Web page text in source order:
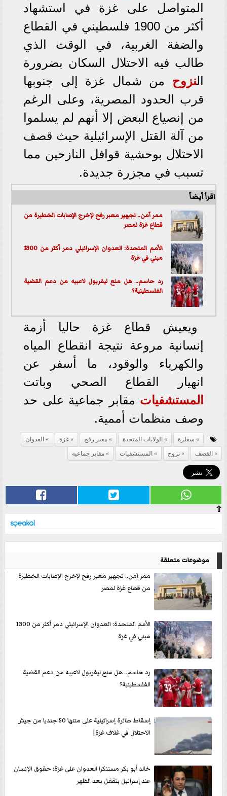
المتواصل على غزة في استشهاد
أكثر من 1900 فلسطيني في القطاع
والضفة الغربية، في الوقت الذي
طالب فيه الاحتلال السكان بضرورة
النزوح من شمال غزة إلى جنوبها
قرب الحدود المصرية، وعلى الرغم
من إنصياع البعض إلا أنهم لم يسلموا
من آلة القتل الإسرائيلية حيث قصف
الاحتلال بوحشية قوافل النازحين مما
تسبب في مجزرة جديدة.
اقرأ أيضاً
ممر آمن.. تجهير معبر رفح لإخرج الإصابات الخطيرة من
قطاع غزة لمصر
الأمم المتحدة: العدوان الإسرائيلي دمر أكثر من 1300
مبني في غزة
رد حاسم.. هل منع ليفربول لاعبيه من دعم القضية
الفلسطينية؟
ويعيش قطاع غزة حاليا أزمة
إنسانية مروعة نتيجة انقطاع المياه
والكهرباء والوقود، ما أسفر عن
انهيار القطاع الصحي وباتت
المستشفيات مقابر جماعية على حد
وصف منظمات أممية.
سفلرة الولايات المتحدة معبر رفح غزة
العدوان
القصف
نزوح المستشفيات مقابر جماعيه
⇧
موضوعات متعلقة
ممر آمن.. تجهير معبر رفح لإخرج الإصابات الخطيرة
من قطاع غزة لمصر
الأمم المتحدة: العدوان الإسرائيلي دمر أكثر من 1300
مبني في غزة
رد حاسم.. هل منع ليفربول لاعبيه من دعم القضية
الفلسطينية؟
إسقاط طائرة إسرائيلية على متنها 50 جنديا من جيش
الاحتلال في غلاف غزة|
خالد أبو بكر مستنكرا العدوان على غزة: حقوق الإنسان
عند إسرائيل بتقفل بعد الظهر